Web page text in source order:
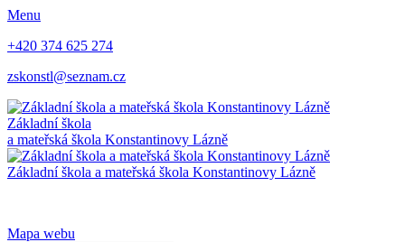
Menu
+420 374 625 274
zskonstl@seznam.cz
Základní škola
a mateřská škola Konstantinovy Lázně
Základní škola a mateřská škola Konstantinovy Lázně
Mapa webu